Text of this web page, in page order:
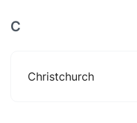
C
Christchurch